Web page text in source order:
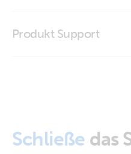
Interface MK3-USB-C
Produkt Support
Schließe das